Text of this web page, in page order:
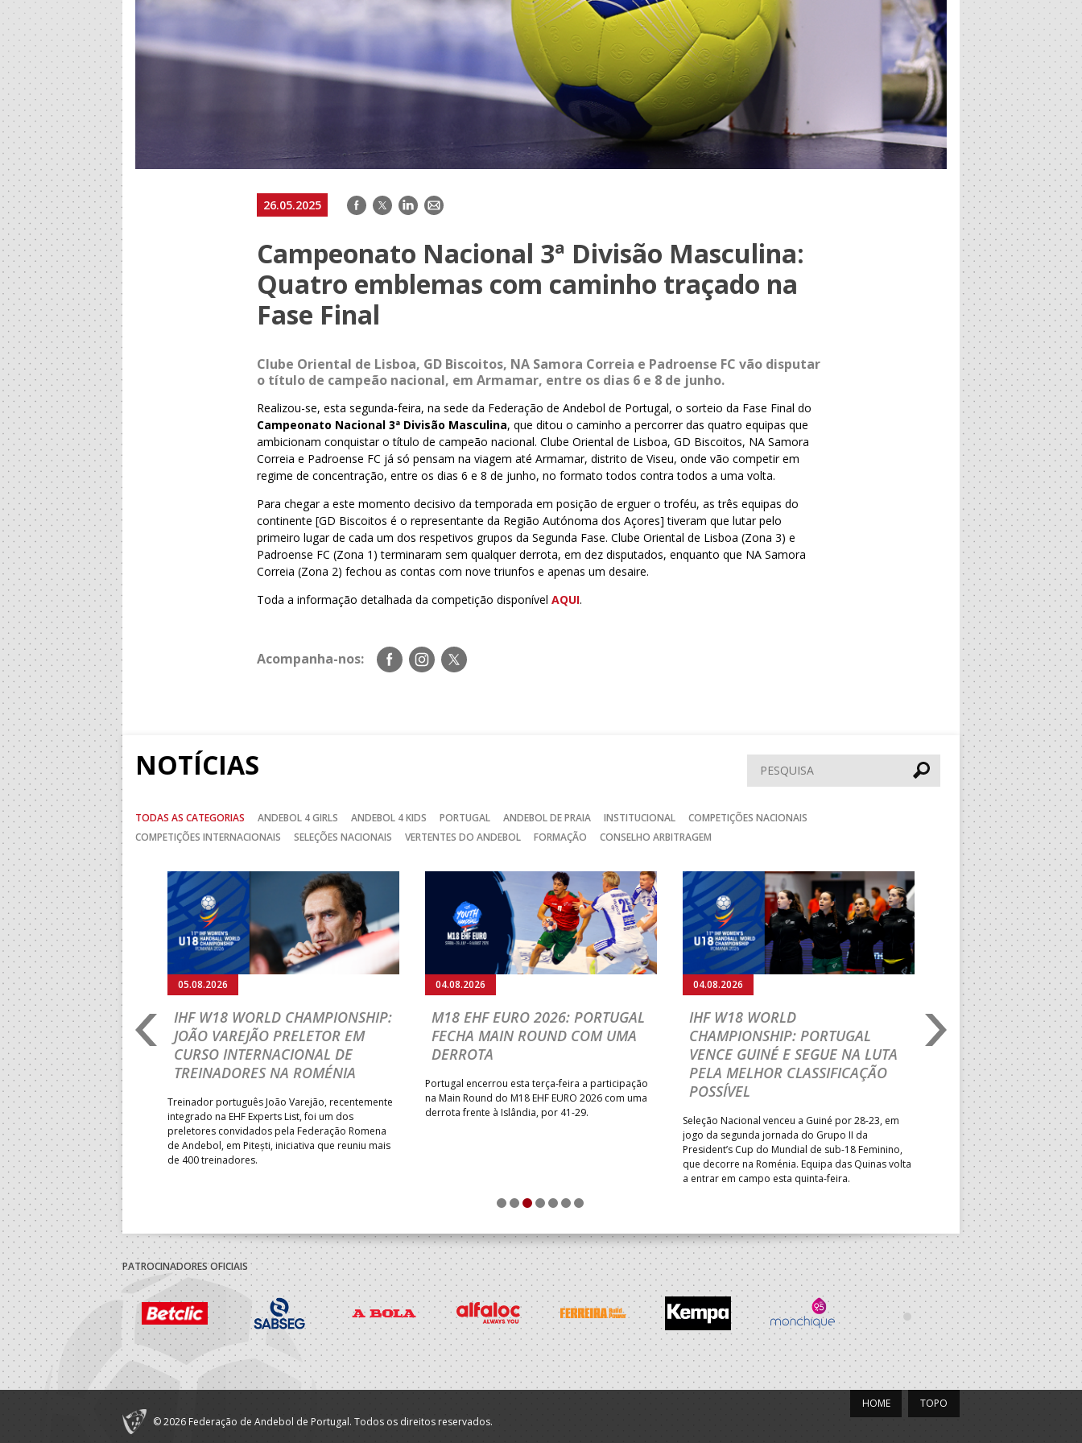
26.05.2025 Facebook
TwitterLinkedIn
E-
Campeonato Nacional 3ª Divisão Masculina:
Quatro emblemas com caminho traçado na
Fase Final
Clube Oriental de Lisboa, GD Biscoitos, NA Samora Correia e Padroense FC vão disputar
o título de campeão nacional, em Armamar, entre os dias 6 e 8 de junho.
Realizou-se, esta segunda-feira, na sede da Federação de Andebol de Portugal, o sorteio da Fase Final do
Campeonato Nacional 3ª Divisão Masculina, que ditou o caminho a percorrer das quatro equipas que
ambicionam conquistar o título de campeão nacional. Clube Oriental de Lisboa, GD Biscoitos, NA Samora
Correia e Padroense FC já só pensam na viagem até Armamar, distrito de Viseu, onde vão competir em
regime de concentração, entre os dias 6 e 8 de junho, no formato todos contra todos a uma volta.
Para chegar a este momento decisivo da temporada em posição de erguer o troféu, as três equipas do
continente [GD Biscoitos é o representante da Região Autónoma dos Açores] tiveram que lutar pelo
primeiro lugar de cada um dos respetivos grupos da Segunda Fase. Clube Oriental de Lisboa (Zona 3) e
Padroense FC (Zona 1) terminaram sem qualquer derrota, em dez disputados, enquanto que NA Samora
Correia (Zona 2) fechou as contas com nove triunfos e apenas um desaire.
Toda a informação detalhada da competição disponívelAQUI.
Acompanha-nos:
Siga-
nos
Siga-
nos
Siga-
nos
NOTÍCIAS Pesquisar
TODAS AS CATEGORIAS ANDEBOL 4 GIRLS ANDEBOL 4 KIDS PORTUGAL ANDEBOL DE PRAIA INSTITUCIONAL
COMPETIÇÕES NACIONAIS
COMPETIÇÕES INTERNACIONAIS
SELEÇÕES NACIONAIS VERTENTES DO ANDEBOL FORMAÇÃO CONSELHO ARBITRAGEM
CHAMPIONSHIP:
FASE A
CUP
na fase de grupos da
mede forças com o
no primeiro embate dos
entre o 17.º e 32.º lugare do
sub-18 Feminino.
05.08.2026
IHF W18 WORLD CHAMPIONSHIP:
JOÃO VAREJÃO PRELETOR EM
CURSO INTERNACIONAL DE
TREINADORES NA ROMÉNIA
Treinador português João Varejão, recentemente
integrado na EHF Experts List, foi um dos
preletores convidados pela Federação Romena
de Andebol, em Pitești, iniciativa que reuniu mais
de 400 treinadores.
04.08.2026
M18 EHF EURO 2026: PORTUGAL
FECHA MAIN ROUND COM UMA
DERROTA
Portugal encerrou esta terça-feira a participação
na Main Round do M18 EHF EURO 2026 com uma
derrota frente à Islândia, por 41-29.
04.08.2026
IHF W18 WORLD
CHAMPIONSHIP: PORTUGAL
VENCE GUINÉ E SEGUE NA LUTA
PELA MELHOR CLASSIFICAÇÃO
POSSÍVEL
Seleção Nacional venceu a Guiné por 28-23, em
jogo da segunda jornada do Grupo II da
President’s Cup do Mundial de sub-18 Feminino,
que decorre na Roménia. Equipa das Quinas volta
a entrar em campo esta quinta-feira.
03.08.2026
M18 EHF EURO
CEDE DIANTE DA
MAIN ROUND
Segunda parte dominada
derrota portuguesa por 35-
Grupo II da Main Round do
Masculino, em Belgrado.
a entrar em campo esta
horas.
Anterior Seguinte
1 2 3 4 5 6 7
PATROCINADORES OFICIAIS
TOPO
HOME
© 2026 Federação de Andebol de Portugal. Todos os direitos reservados.